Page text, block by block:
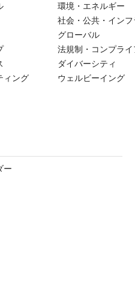
ィング
環境・エネルギー
社会・公共・インフ
グローバル
法規制・コンプライ
ダイバーシティ
ウェルビーイング
ー